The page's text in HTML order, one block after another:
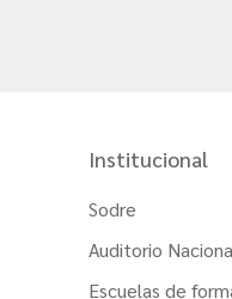
Institucional
Sodre
Auditorio
Escuelas de